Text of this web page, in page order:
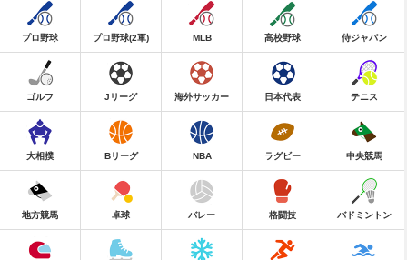
プロ野球 プロ野球(2軍) MLB 高校野球 侍ジャパン
ゴルフ Jリーグ 海外サッカー 日本代表 テニス
大相撲 Bリーグ NBA ラグビー 中央競馬
地方競馬 卓球 バレー 格闘技 バドミントン